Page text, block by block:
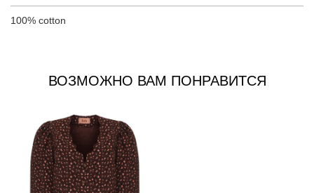
100% cotton
ВОЗМОЖНО ВАМ ПОНРАВИТСЯ